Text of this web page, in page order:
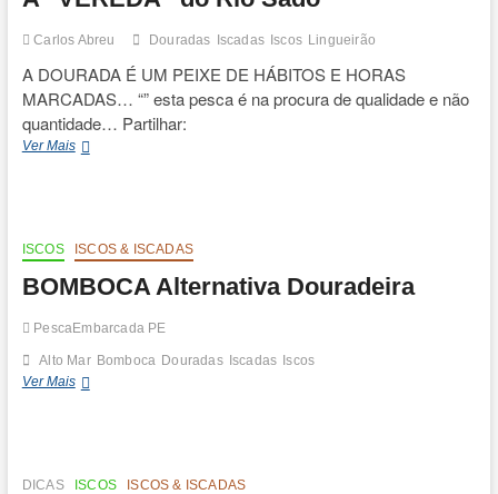
Carlos Abreu Douradas Iscadas Iscos Lingueirão
A DOURADA É UM PEIXE DE HÁBITOS E HORAS
MARCADAS… “” esta pesca é na procura de qualidade e não
quantidade… Partilhar:
Ver MaisA
ISCOS
ISCOS & ISCADAS
BOMBOCA Alternativa Douradeira
PescaEmbarcada PE
Alto Mar Bomboca Douradas Iscadas Iscos
Ver MaisBOMBOCA
DICAS ISCOS ISCOS & ISCADAS